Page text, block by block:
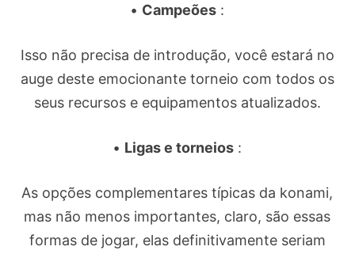
• Campeões :
Isso não precisa de introdução, você estará no
auge deste emocionante torneio com todos os
seus recursos e equipamentos atualizados.
• Ligas e torneios :
As opções complementares típicas da konami,
mas não menos importantes, claro, são essas
formas de jogar, elas definitivamente seriam